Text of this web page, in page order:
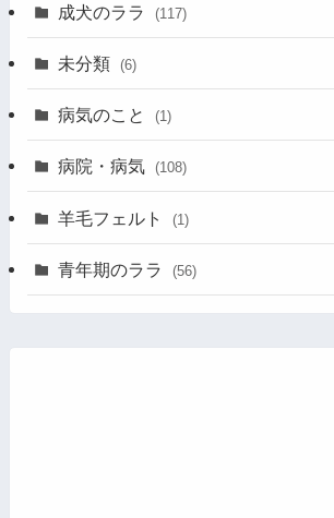
成犬のララ (117)
未分類 (6)
病気のこと (1)
病院・病気 (108)
羊毛フェルト (1)
青年期のララ (56)